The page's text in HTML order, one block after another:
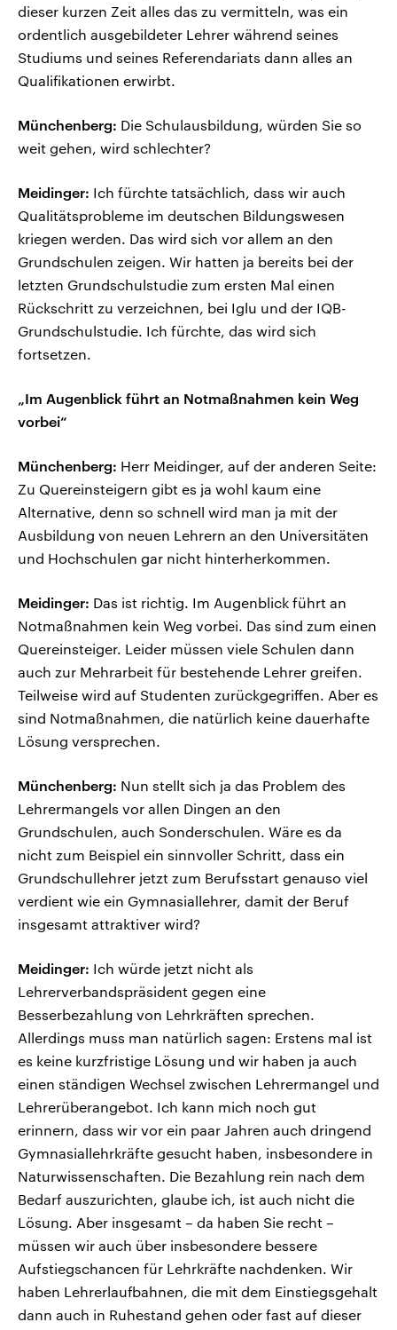
dieser kurzen Zeit alles das zu vermitteln, was ein
ordentlich ausgebildeter Lehrer während seines
Studiums und seines Referendariats dann alles an
Qualifikationen erwirbt.
Münchenberg: Die Schulausbildung, würden Sie so
weit gehen, wird schlechter?
Meidinger: Ich fürchte tatsächlich, dass wir auch
Qualitätsprobleme im deutschen Bildungswesen
kriegen werden. Das wird sich vor allem an den
Grundschulen zeigen. Wir hatten ja bereits bei der
letzten Grundschulstudie zum ersten Mal einen
Rückschritt zu verzeichnen, bei Iglu und der IQB-
Grundschulstudie. Ich fürchte, das wird sich
fortsetzen.
„Im Augenblick führt an Notmaßnahmen kein Weg
vorbei“
Münchenberg: Herr Meidinger, auf der anderen Seite:
Zu Quereinsteigern gibt es ja wohl kaum eine
Alternative, denn so schnell wird man ja mit der
Ausbildung von neuen Lehrern an den Universitäten
und Hochschulen gar nicht hinterherkommen.
Meidinger: Das ist richtig. Im Augenblick führt an
Notmaßnahmen kein Weg vorbei. Das sind zum einen
Quereinsteiger. Leider müssen viele Schulen dann
auch zur Mehrarbeit für bestehende Lehrer greifen.
Teilweise wird auf Studenten zurückgegriffen. Aber es
sind Notmaßnahmen, die natürlich keine dauerhafte
Lösung versprechen.
Münchenberg: Nun stellt sich ja das Problem des
Lehrermangels vor allen Dingen an den
Grundschulen, auch Sonderschulen. Wäre es da
nicht zum Beispiel ein sinnvoller Schritt, dass ein
Grundschullehrer jetzt zum Berufsstart genauso viel
verdient wie ein Gymnasiallehrer, damit der Beruf
insgesamt attraktiver wird?
Meidinger: Ich würde jetzt nicht als
Lehrerverbandspräsident gegen eine
Besserbezahlung von Lehrkräften sprechen.
Allerdings muss man natürlich sagen: Erstens mal ist
es keine kurzfristige Lösung und wir haben ja auch
einen ständigen Wechsel zwischen Lehrermangel und
Lehrerüberangebot. Ich kann mich noch gut
erinnern, dass wir vor ein paar Jahren auch dringend
Gymnasiallehrkräfte gesucht haben, insbesondere in
Naturwissenschaften. Die Bezahlung rein nach dem
Bedarf auszurichten, glaube ich, ist auch nicht die
Lösung. Aber insgesamt – da haben Sie recht –
müssen wir auch über insbesondere bessere
Aufstiegschancen für Lehrkräfte nachdenken. Wir
haben Lehrerlaufbahnen, die mit dem Einstiegsgehalt
dann auch in Ruhestand gehen oder fast auf dieser